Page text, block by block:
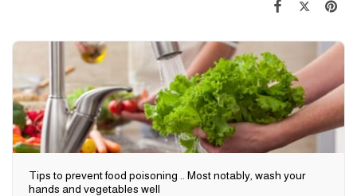
Tips to prevent food poisoning .. Most notably, wash your
hands and vegetables well